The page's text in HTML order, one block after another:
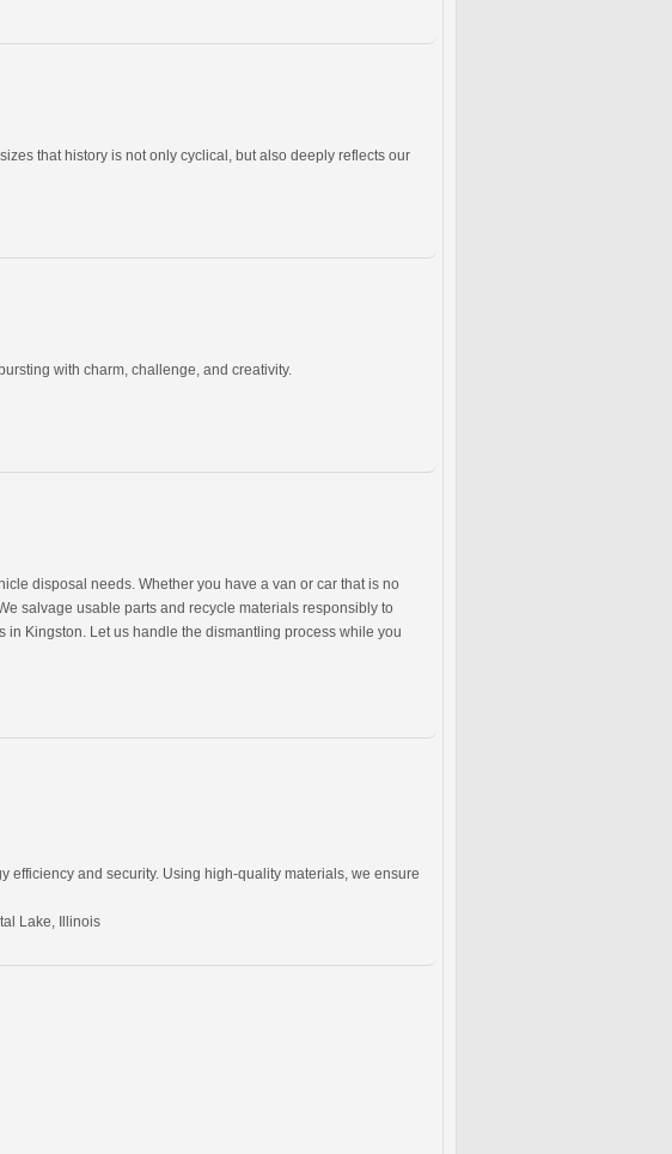
that history is not only cyclical, but also deeply reflects our
with charm, challenge, and creativity.
disposal needs. Whether you have a van or car that is no
salvage usable parts and recycle materials responsibly to
Kingston. Let us handle the dismantling process while you
and security. Using high-quality materials, we ensure
Lake, Illinois